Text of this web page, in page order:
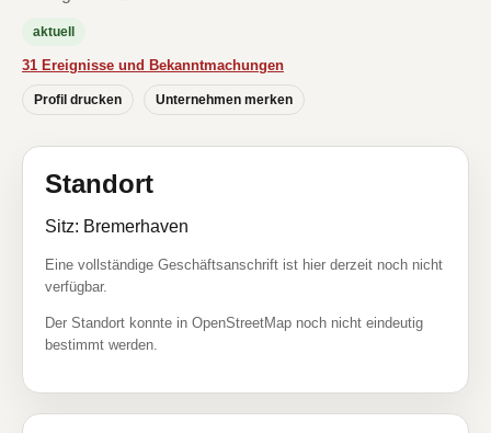
aktuell
31 Ereignisse und Bekanntmachungen
Profil drucken Unternehmen merken
Standort
Sitz: Bremerhaven
Eine vollständige Geschäftsanschrift ist hier derzeit noch nicht
verfügbar.
Der Standort konnte in OpenStreetMap noch nicht eindeutig
bestimmt werden.